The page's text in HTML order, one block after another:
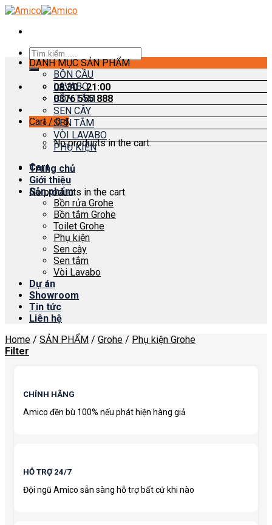
Skip
content
Search
for:
08:30 - 21:00
0376 555 888
Cart /0₫
No products in the cart.
Cart
No products in the cart.
DANH MỤC SẢN PHẨM
BỒN CẦU
LAVABO
BỒN TẮM
SEN CÂY
SEN TẮM
VÒI LAVABO
PHỤ KIỆN
Trang chủ
Giới thiệu
Sản phẩm
Bồn rửa Grohe
Bồn tắm Grohe
Toilet Grohe
Phụ kiện
Sen cây
Sen tắm
Vòi Lavabo
Dự án
Showroom
Tin tức
Liên hệ
Home / SẢN PHẨM / Grohe / Phụ kiện Grohe
Filter
CHÍNH HÃNG
Amico đền bù 100% nếu phát hiện hàng giả
HỖ TRỢ 24/7
Đội ngũ Amico sẵn sàng hỗ trợ bất cứ khi nào